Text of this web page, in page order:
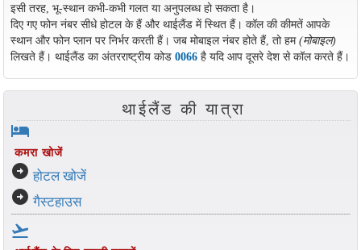
इसी तरह, भू-स्थान कभी-कभी गलत या अनुपलब्ध हो सकता है।
दिए गए फोन नंबर सीधे होटल के हैं और थाईलैंड में स्थित हैं। कॉल की कीमतें आपके
स्थान और फोन प्लान पर निर्भर करती हैं। जब मोबाइल नंबर होते हैं, तो हम(मोबाइल)
लिखते हैं। थाईलैंड का अंतरराष्ट्रीय कोड 0066है यदि आप दूसरे देश से कॉल करते हैं।
थाईलैंड की यात्रा
hotel
कमरा खोजें
arrow_circle_right होटल खोजें
arrow_circle_right गैस्टहाउस
flight_takeoff